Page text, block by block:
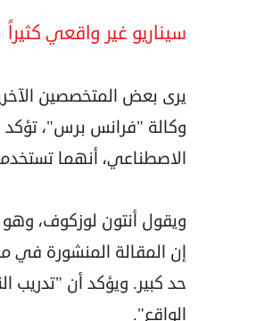
سيناريو غير واقعي كثيراً
يرى بعض المتخصصين
وكالة "فرانس برس"،
الاصطناعي، أنهما
ويقول أنتون لوزكوف،
إن المقالة المنشورة في
حد كبير. ويؤكد أن "تدريب
الواقع".